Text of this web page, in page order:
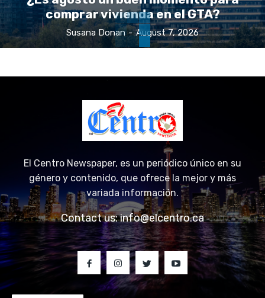
comprar vivienda en el GTA?
Susana Donan - August 7, 2026
El Centro Newspaper, es un periódico único en su
género y contenido, que ofrece la mejor y más
variada información.
Contact us:info@elcentro.ca